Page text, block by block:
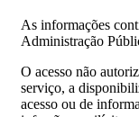
As informações
Administração
O acesso não
serviço, a
acesso ou de